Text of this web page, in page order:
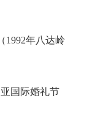
1992年八达岭
国际婚礼节